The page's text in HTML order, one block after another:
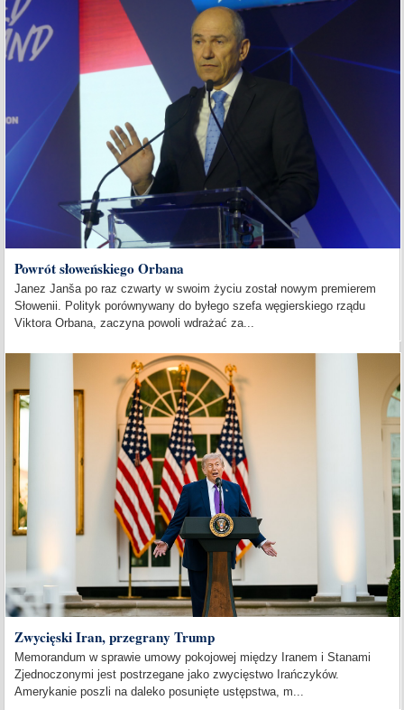
Powrót słoweńskiego Orbana
Janez Janša po raz czwarty w swoim życiu został nowym premierem
Słowenii. Polityk porównywany do byłego szefa węgierskiego rządu
Viktora Orbana, zaczyna powoli wdrażać za...
Zwycięski Iran, przegrany Trump
Memorandum w sprawie umowy pokojowej między Iranem i Stanami
Zjednoczonymi jest postrzegane jako zwycięstwo Irańczyków.
Amerykanie poszli na daleko posunięte ustępstwa, m...